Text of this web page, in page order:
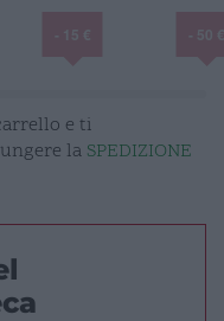
e ti
la SPEDIZIONE